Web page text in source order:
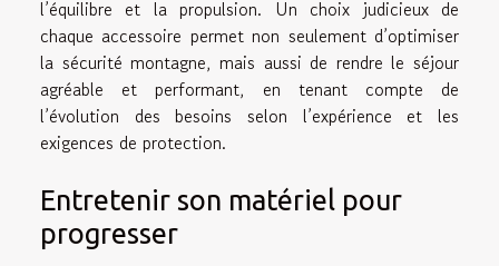
l’équilibre et la propulsion. Un choix judicieux de
chaque accessoire permet non seulement d’optimiser
la sécurité montagne, mais aussi de rendre le séjour
agréable et performant, en tenant compte de
l’évolution des besoins selon l’expérience et les
exigences de protection.
Entretenir son matériel pour
progresser